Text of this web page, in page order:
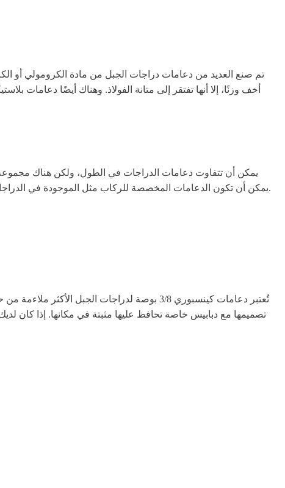
تم صنع العديد من دعامات دراجات الجبل من مادة الكرومولي أو
أخف وزنًا، إلا أنها تفتقر إلى متانة الفولاذ. وهناك أيضًا دعامات
يمكن أن تكون الدعامات المخصصة للركاب مثل الموجودة في الدراجات الشارعية أكثر تنوعًا في الطول. حتى بعض الدعامات في قائمتنا يمكن أن تكون بوصة أو اثنتين أطول؛ وغالبًا ما يعود الاختيار إلى راحتك.
تُعتبر دعامات كينسبوري 3/8 بوصة لدراجات
تصميمها مع دبابيس خاصة تحافظ عليها مثبتة في مكانها. إذا كان